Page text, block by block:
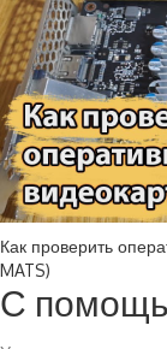
Как проверить
MATS)
С